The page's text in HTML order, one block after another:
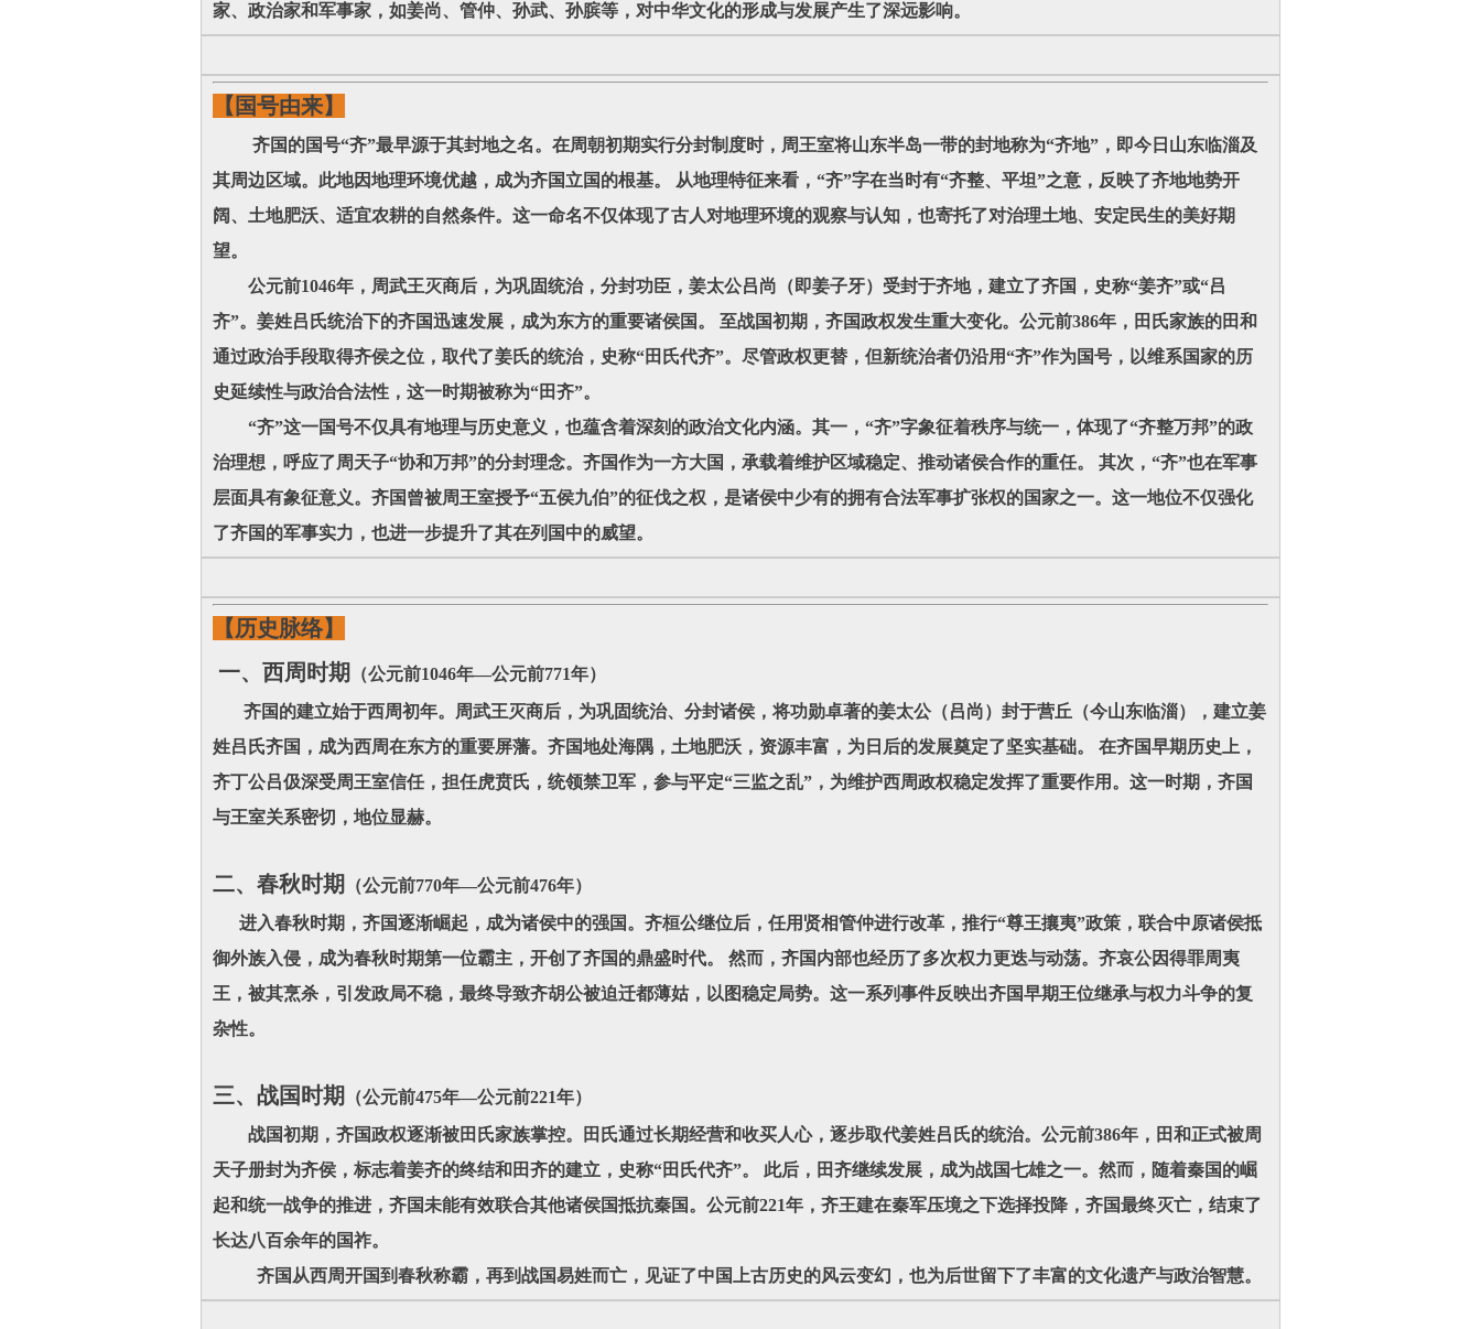
家、政治家和军事家，如姜尚、管仲、孙武、孙膑等，对中华文化的形成与发展产生了深远影响。
【国号由来】
齐国的国号“齐”最早源于其封地之名。在周朝初期实行分封制度时，周王室将山东半岛一带的封地称为“齐地”，即今日山东临淄及
其周边区域。此地因地理环境优越，成为齐国立国的根基。 从地理特征来看，“齐”字在当时有“齐整、平坦”之意，反映了齐地地势开
阔、土地肥沃、适宜农耕的自然条件。这一命名不仅体现了古人对地理环境的观察与认知，也寄托了对治理土地、安定民生的美好期
望。
公元前1046年，周武王灭商后，为巩固统治，分封功臣，姜太公吕尚（即姜子牙）受封于齐地，建立了齐国，史称“姜齐”或“吕
齐”。姜姓吕氏统治下的齐国迅速发展，成为东方的重要诸侯国。 至战国初期，齐国政权发生重大变化。公元前386年，田氏家族的田和
通过政治手段取得齐侯之位，取代了姜氏的统治，史称“田氏代齐”。尽管政权更替，但新统治者仍沿用“齐”作为国号，以维系国家的历
史延续性与政治合法性，这一时期被称为“田齐”。
“齐”这一国号不仅具有地理与历史意义，也蕴含着深刻的政治文化内涵。其一，“齐”字象征着秩序与统一，体现了“齐整万邦”的政
治理想，呼应了周天子“协和万邦”的分封理念。齐国作为一方大国，承载着维护区域稳定、推动诸侯合作的重任。 其次，“齐”也在军事
层面具有象征意义。齐国曾被周王室授予“五侯九伯”的征伐之权，是诸侯中少有的拥有合法军事扩张权的国家之一。这一地位不仅强化
了齐国的军事实力，也进一步提升了其在列国中的威望。
【历史脉络】
一、西周时期
（公元前1046年—公元前771年）
齐国的建立始于西周初年。周武王灭商后，为巩固统治、分封诸侯，将功勋卓著的姜太公（吕尚）封于营丘（今山东临淄），建立姜
姓吕氏齐国，成为西周在东方的重要屏藩。齐国地处海隅，土地肥沃，资源丰富，为日后的发展奠定了坚实基础。 在齐国早期历史上，
齐丁公吕伋深受周王室信任，担任虎贲氏，统领禁卫军，参与平定“三监之乱”，为维护西周政权稳定发挥了重要作用。这一时期，齐国
与王室关系密切，地位显赫。
二、春秋时期
（公元前770年—公元前476年）
进入春秋时期，齐国逐渐崛起，成为诸侯中的强国。齐桓公继位后，任用贤相管仲进行改革，推行“尊王攘夷”政策，联合中原诸侯抵
御外族入侵，成为春秋时期第一位霸主，开创了齐国的鼎盛时代。 然而，齐国内部也经历了多次权力更迭与动荡。齐哀公因得罪周夷
王，被其烹杀，引发政局不稳，最终导致齐胡公被迫迁都薄姑，以图稳定局势。这一系列事件反映出齐国早期王位继承与权力斗争的复
杂性。
三、战国时期
（公元前475年—公元前221年）
战国初期，齐国政权逐渐被田氏家族掌控。田氏通过长期经营和收买人心，逐步取代姜姓吕氏的统治。公元前386年，田和正式被周
天子册封为齐侯，标志着姜齐的终结和田齐的建立，史称“田氏代齐”。 此后，田齐继续发展，成为战国七雄之一。然而，随着秦国的崛
起和统一战争的推进，齐国未能有效联合其他诸侯国抵抗秦国。公元前221年，齐王建在秦军压境之下选择投降，齐国最终灭亡，结束了
长达八百余年的国祚。
齐国从西周开国到春秋称霸，再到战国易姓而亡，见证了中国上古历史的风云变幻，也为后世留下了丰富的文化遗产与政治智慧。